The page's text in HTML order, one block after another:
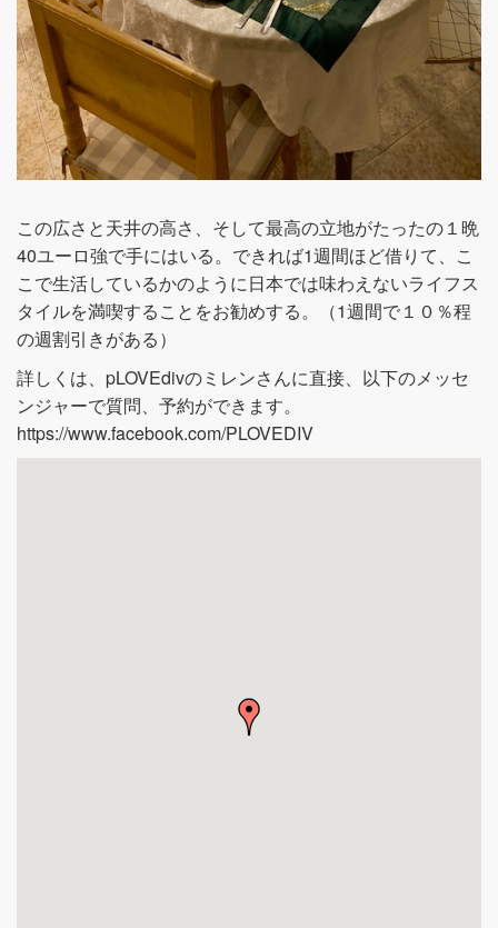
この広さと天井の高さ、そして最高の立地がたったの１晩
40ユーロ強で手にはいる。できれば1週間ほど借りて、こ
こで生活しているかのように日本では味わえないライフス
タイルを満喫することをお勧めする。（1週間で１０％程
の週割引きがある）
詳しくは、pLOVEdivのミレンさんに直接、以下のメッセ
ンジャーで質問、予約ができます。
https://www.facebook.com/PLOVEDIV